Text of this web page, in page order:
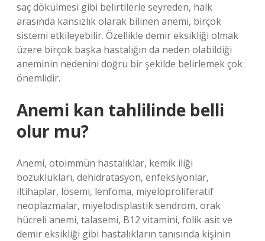
saç dökülmesi gibi belirtilerle seyreden, halk
arasında kansızlık olarak bilinen anemi, birçok
sistemi etkileyebilir. Özellikle demir eksikliği olmak
üzere birçok başka hastalığın da neden olabildiği
aneminin nedenini doğru bir şekilde belirlemek çok
önemlidir.
Anemi kan tahlilinde belli
olur mu?
Anemi, otoimmün hastalıklar, kemik iliği
bozuklukları, dehidratasyon, enfeksiyonlar,
iltihaplar, lösemi, lenfoma, miyeloproliferatif
neoplazmalar, miyelodisplastik sendrom, orak
hücreli anemi, talasemi, B12 vitamini, folik asit ve
demir eksikliği gibi hastalıkların tanısında kişinin